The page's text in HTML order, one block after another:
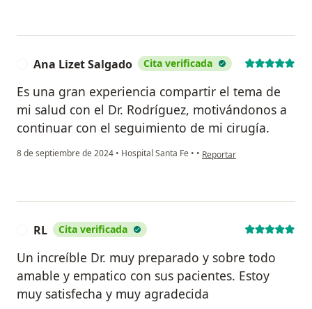
Ana Lizet Salgado Cita verificada
Es una gran experiencia compartir el tema de
mi salud con el Dr. Rodríguez, motivándonos a
continuar con el seguimiento de mi cirugía.
8 de septiembre de 2024 • Hospital Santa Fe • • en opinión del usuario Ana
Reportar
RL Cita verificada
Un increíble Dr. muy preparado y sobre todo
amable y empatico con sus pacientes. Estoy
muy satisfecha y muy agradecida